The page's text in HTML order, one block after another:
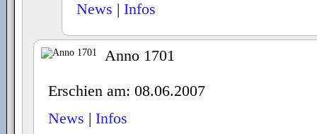
News | Infos
Anno 1701
Erschien am: 08.06.2007
News | Infos